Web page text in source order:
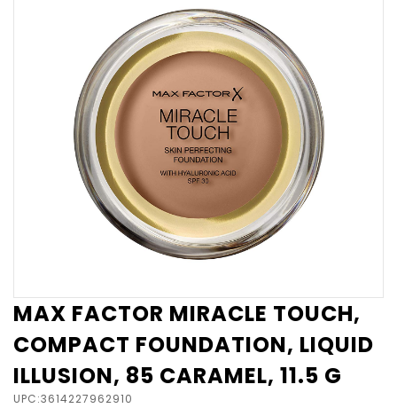
MAX FACTOR MIRACLE TOUCH,
COMPACT FOUNDATION, LIQUID
ILLUSION, 85 CARAMEL, 11.5 G
UPC:3614227962910